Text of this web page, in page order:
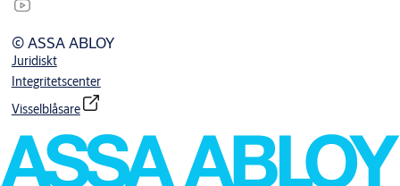
© ASSA ABLOY
Juridiskt
Integritetscenter
Visselblåsare